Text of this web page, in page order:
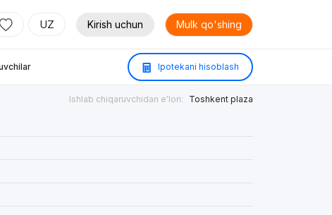
UZ Kirish uchun Mulk qo'shing
Ipotekani hisoblash
Ishlab chiqaruvchidan e'lon: Toshkent plaza